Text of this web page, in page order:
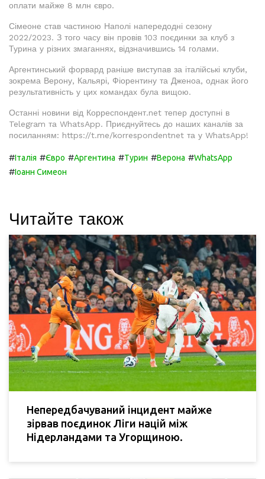
оплати майже 8 млн євро.
Сімеоне став частиною Наполі напередодні сезону
2022/2023. З того часу він провів 103 поєдинки за клуб з
Турина у різних змаганнях, відзначившись 14 голами.
Аргентинський форвард раніше виступав за італійські клуби,
зокрема Верону, Кальярі, Фіорентину та Дженоа, однак його
результативність у цих командах була вищою.
Останні новини від Корреспондент.net тепер доступні в
Telegram та WhatsApp. Приєднуйтесь до наших каналів за
посиланням: https://t.me/korrespondentnet та у WhatsApp!
#Італія #Євро #Аргентина #Турин #Верона #WhatsApp
#Іоанн Симеон
Читайте також
Непередбачуваний інцидент майже
зірвав поєдинок Ліги націй між
Нідерландами та Угорщиною.